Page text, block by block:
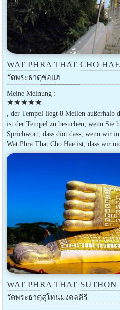
WAT PHRA THAT CHO HAE
วัดพระธาตุช่อแฮ
Meine Meinung :
starstarstarstarstar
, der Tempel liegt 8 Meilen außerhalb
ist der Tempel zu besuchen, wenn Sie
Sprichwort, dass diot dass, wenn wir
Wat Phra That Cho Hae ist, dass wir
WAT PHRA THAT
วัดพระธาตุสุโทนมงคลคีรี